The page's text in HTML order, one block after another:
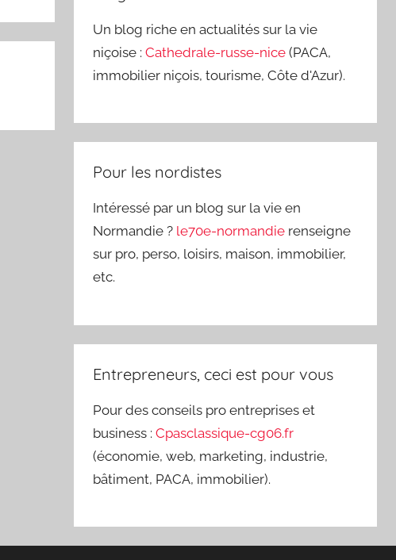
Un blog riche en actualités sur la vie
niçoise :Cathedrale-russe-nice(PACA,
immobilier niçois, tourisme, Côte d'Azur).
Pour les nordistes
Intéressé par un blog sur la vie en
Normandie ? le70e-normandie renseigne
sur pro, perso, loisirs, maison, immobilier,
etc.
Entrepreneurs, ceci est pour vous
Pour des conseils pro entreprises et
business :Cpasclassique-cg06.fr
(économie, web, marketing, industrie,
bâtiment, PACA, immobilier).